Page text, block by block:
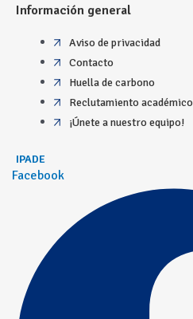
Información general
Aviso de privacidad
Contacto
Huella de carbono
Reclutamiento académico
¡Únete a nuestro equipo!
IPADE
Facebook